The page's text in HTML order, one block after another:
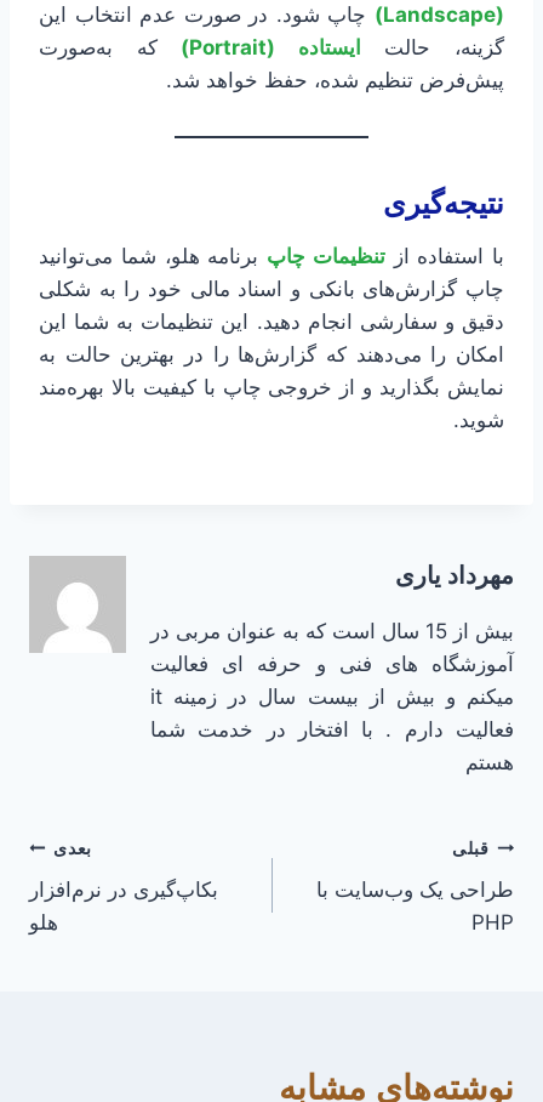
(Landscape)
چاپ شود. در صورت عدم انتخاب این
گزینه، حالت ایستاده (Portrait)
که به‌صورت
پیش‌فرض تنظیم شده، حفظ خواهد شد.
نتیجه‌گیری
با استفاده ازتنظیمات چاپ برنامه هلو، شما می‌توانید
چاپ گزارش‌های بانکی و اسناد مالی خود را به شکلی
دقیق و سفارشی انجام دهید. این تنظیمات به شما این
امکان را می‌دهند که گزارش‌ها را در بهترین حالت به
نمایش بگذارید و از خروجی چاپ با کیفیت بالا بهره‌مند
شوید.
مهرداد یاری
بیش از 15 سال است که به عنوان مربی در
آموزشگاه های فنی و حرفه ای فعالیت
میکنم و بیش از بیست سال در زمینه it
فعالیت دارم . با افتخار در خدمت شما
هستم
راهبری
نوشته
قبلی
طراحی یک وب‌سایت با
PHP
بعدی
بکاپ‌گیری در نرم‌افزار
هلو
نوشته‌های مشابه